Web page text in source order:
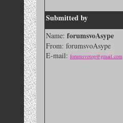
Submitted by
Name: forumsvoAsype
From: forumsvoAsype
E-mail: forumsvotop@gmail.com